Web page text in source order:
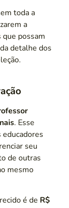
toda a
a
que possam
detalhe dos
. Esse
seu
de outras
mesmo
é de R$